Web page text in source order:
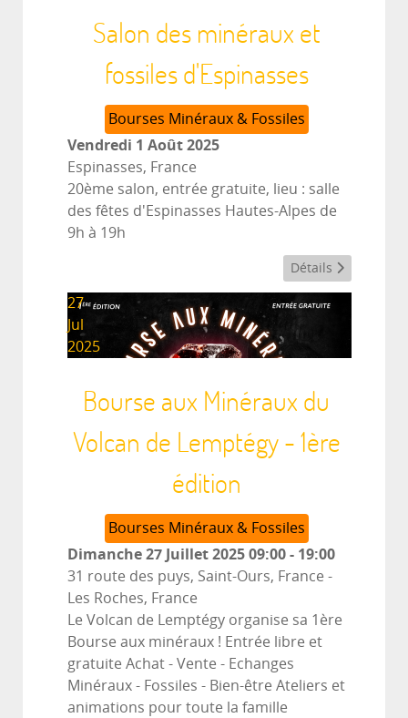
Salon des minéraux et
fossiles d'Espinasses
Bourses Minéraux & Fossiles
Vendredi 1 Août 2025
Espinasses, France
20ème salon, entrée gratuite, lieu : salle
des fêtes d'Espinasses Hautes-Alpes de
9h à 19h
Détails
27
Jul
2025
Bourse aux Minéraux du
Volcan de Lemptégy - 1ère
édition
Bourses Minéraux & Fossiles
Dimanche 27 Juillet 202509:00- 19:00
31 route des puys, Saint-Ours, France -
Les Roches, France
Le Volcan de Lemptégy organise sa 1ère
Bourse aux minéraux ! Entrée libre et
gratuite Achat - Vente - Echanges
Minéraux - Fossiles - Bien-être Ateliers et
animations pour toute la famille